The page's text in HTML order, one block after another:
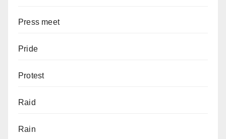
Press meet
Pride
Protest
Raid
Rain